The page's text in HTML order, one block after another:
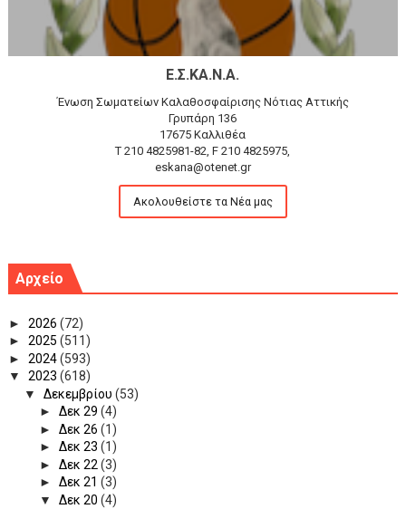
Ε.Σ.ΚΑ.Ν.Α.
Ένωση Σωματείων Καλαθοσφαίρισης Νότιας Αττικής
Γρυπάρη 136
17675 Καλλιθέα
T 210 4825981-82, F 210 4825975,
eskana@otenet.gr
Ακολουθείστε τα Νέα μας
Αρχείο
► 2026 (72)
► 2025 (511)
► 2024(593)
▼ 2023 (618)
▼ Δεκεμβρίου (53)
► Δεκ 29 (4)
► Δεκ 26 (1)
► Δεκ 23 (1)
► Δεκ 22 (3)
► Δεκ 21 (3)
▼ Δεκ 20 (4)